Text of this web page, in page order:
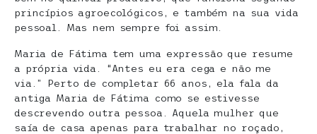
princípios agroecológicos, e também na sua vida
pessoal. Mas nem sempre foi assim.
Maria de Fátima tem uma expressão que resume
a própria vida. “Antes eu era cega e não me
via.” Perto de completar 66 anos, ela fala da
antiga Maria de Fátima como se estivesse
descrevendo outra pessoa. Aquela mulher que
saía de casa apenas para trabalhar no roçado,